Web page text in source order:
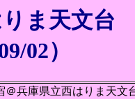
ま天文台
02）
兵庫県立西はりま天